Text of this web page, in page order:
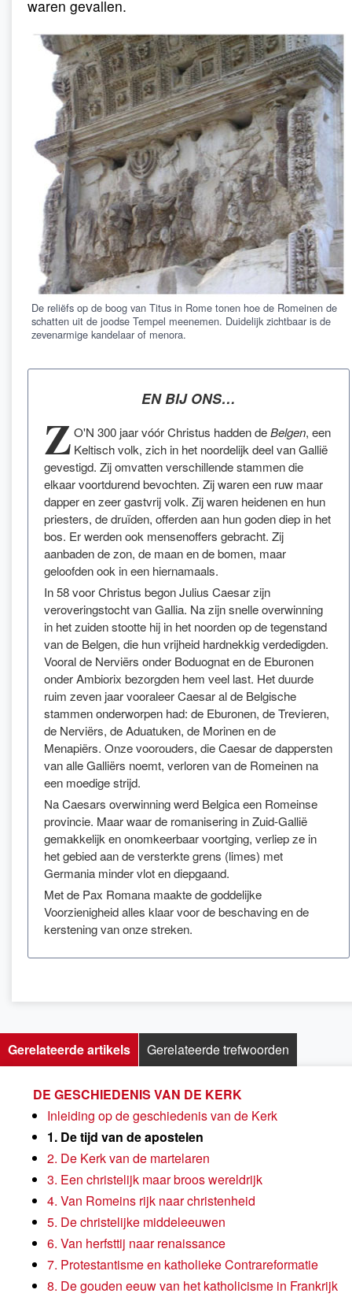
waren gevallen.
De reliëfs op de boog van Titus in Rome tonen hoe de Romeinen de
schatten uit de joodse Tempel meenemen. Duidelijk zichtbaar is de
zevenarmige kandelaar of menora.
EN BIJ ONS…
ZO'N 300 jaar vóór Christus hadden deBelgen, een
Keltisch volk, zich in het noordelijk deel van Gallië
gevestigd. Zij omvatten verschillende stammen die
elkaar voortdurend bevochten. Zij waren een ruw maar
dapper en zeer gastvrij volk. Zij waren heidenen en hun
priesters, de druïden, offerden aan hun goden diep in het
bos. Er werden ook mensenoffers gebracht. Zij
aanbaden de zon, de maan en de bomen, maar
geloofden ook in een hiernamaals.
In 58 voor Christus begon Julius Caesar zijn
veroveringstocht van Gallia. Na zijn snelle overwinning
in het zuiden stootte hij in het noorden op de tegenstand
van de Belgen, die hun vrijheid hardnekkig verdedigden.
Vooral de Nerviërs onder Boduognat en de Eburonen
onder Ambiorix bezorgden hem veel last. Het duurde
ruim zeven jaar vooraleer Caesar al de Belgische
stammen onderworpen had: de Eburonen, de Trevieren,
de Nerviërs, de Aduatuken, de Morinen en de
Menapiërs. Onze voorouders, die Caesar de dappersten
van alle Galliërs noemt, verloren van de Romeinen na
een moedige strijd.
Na Caesars overwinning werd Belgica een Romeinse
provincie. Maar waar de romanisering in Zuid-Gallië
gemakkelijk en onomkeerbaar voortging, verliep ze in
het gebied aan de versterkte grens (limes) met
Germania minder vlot en diepgaand.
Met de Pax Romana maakte de goddelijke
Voorzienigheid alles klaar voor de beschaving en de
kerstening van onze streken.
Gerelateerde artikels
DE GESCHIEDENIS VAN DE KERK
Inleiding op de geschiedenis van de Kerk
1. De tijd van de apostelen
2. De Kerk van de martelaren
3. Een christelijk maar broos wereldrijk
4. Van Romeins rijk naar christenheid
5. De christelijke middeleeuwen
6. Van herfsttij naar renaissance
7. Protestantisme en katholieke Contrareformatie
8. De gouden eeuw van het katholicisme in Frankrijk
Gerelateerde trefwoorden